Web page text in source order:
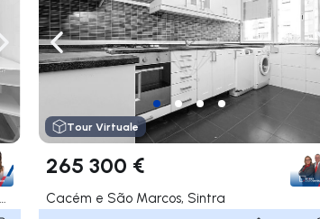
Naviga a destraNaviga a sinistra
Tour Virtuale
265 300 €
Cacém e São Marcos, Sintra